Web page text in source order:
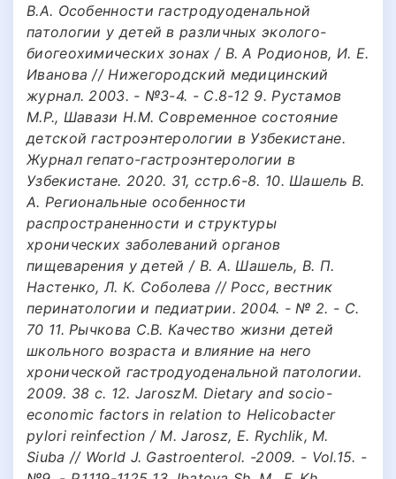
В.А. Особенности гастродуоденальной
патологии у детей в различных эколого-
биогеохимических зонах / В. А Родионов, И. Е.
Иванова // Нижегородский медицинский
журнал. 2003. - №3-4. - С.8-12 9. Рустамов
М.Р., Шавази Н.М. Современное состояние
детской гастроэнтерологии в Узбекистане.
Журнал гепато-гастроэнтерологии в
Узбекистане. 2020. 31, сстр.6-8. 10. Шашель В.
А. Региональные особенности
распространенности и структуры
хронических заболеваний органов
пищеварения у детей / В. А. Шашель, В. П.
Настенко, Л. К. Соболева // Росс, вестник
перинатологии и педиатрии. 2004. - № 2. - С.
70 11. Рычкова С.В. Качество жизни детей
школьного возраста и влияние на него
хронической гастродуоденальной патологии.
2009. 38 с. 12. JaroszМ. Dietary and socio-
economic factors in relation to Helicobacter
pylori reinfection / M. Jarosz, E. Rychlik, M.
Siuba // World J. Gastroenterol. -2009. - Vol.15. -